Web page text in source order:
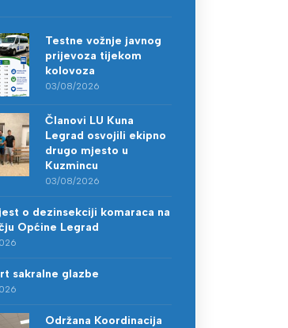
Testne vožnje javnog
prijevoza tijekom
kolovoza
03/08/2026
Članovi LU Kuna
Legrad osvojili ekipno
drugo mjesto u
Kuzmincu
03/08/2026
o dezinsekciji komaraca na
Općine Legrad
sakralne glazbe
Održana Koordinacija